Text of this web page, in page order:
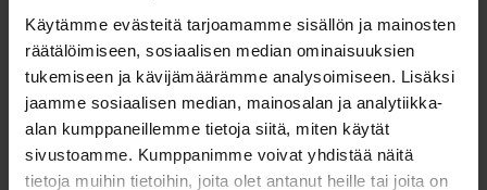
Käytämme evästeitä tarjoamamme sisällön ja mainosten
räätälöimiseen, sosiaalisen median ominaisuuksien
tukemiseen ja kävijämäärämme analysoimiseen. Lisäksi
jaamme sosiaalisen median, mainosalan ja analytiikka-
alan kumppaneillemme tietoja siitä, miten käytät
sivustoamme. Kumppanimme voivat yhdistää näitä
tietoja muihin tietoihin, joita olet antanut heille tai joita on
Kaluste-Matin oma kuljetus on turvallinen tapa
tuotteiden toimitukseen. Saat varmemmin tuotteet
ehjänä perille - ja vieläpä sisäänkannettuna!
Kuljetuksen hinta Suomessa alk. 59€!